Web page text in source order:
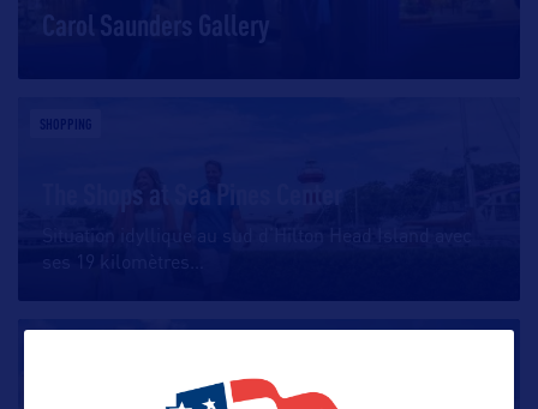
Carol Saunders Gallery
SHOPPING
The Shops at Sea Pines Center
ses 19 kilomètres